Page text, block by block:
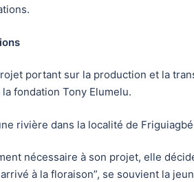
portant sur la production et la
fondation Tony Elumelu.
rivière dans la localité de
nécessaire à son projet, elle
à la floraison”, se souvient la